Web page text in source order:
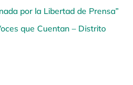
por la Libertad de Prensa”
que Cuentan – Distrito